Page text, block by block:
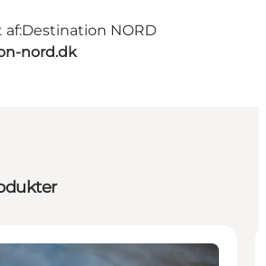
af:Destination NORD
nord.dk